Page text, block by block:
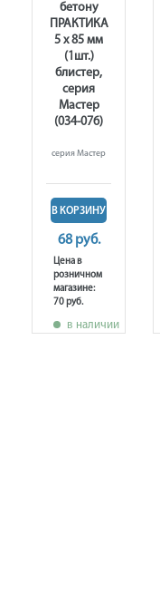
бетону
ПРАКТИКА
5 х 85 мм
(1шт.)
блистер,
серия
Мастер
(034-076)
серия Мастер
В КОРЗИНУ
68 руб.
Цена в
розничном
магазине:
70 руб.
в наличии